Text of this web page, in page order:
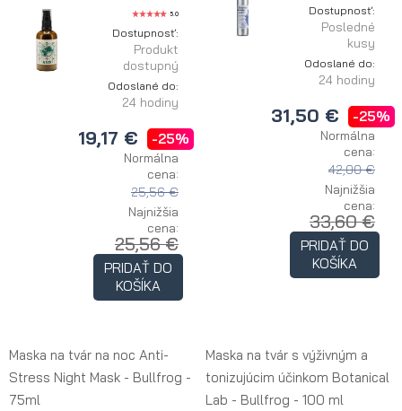
5.0
Dostupnosť:
Produkt
dostupný
Odoslané do:
24 hodiny
19,17 € -25%
Normálna
cena:
25,56 €
Najnižšia
cena:
25,56 €
PRIDAŤ DO
KOŠÍKA
Dostupnosť:
Posledné
kusy
Odoslané do:
24 hodiny
31,50 € -25%
Normálna
cena:
42,00 €
Najnižšia
cena:
33,60 €
PRIDAŤ DO
KOŠÍKA
Maska na tvár na noc Anti-
Stress Night Mask - Bullfrog -
75ml
Maska na tvár s výživným a
tonizujúcim účinkom Botanical
Lab - Bullfrog - 100 ml